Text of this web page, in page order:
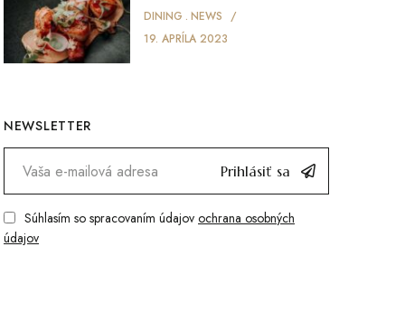
DINING NEWS
19. APRÍLA 2023
NEWSLETTER
Prihlásiť sa
Súhlasím so spracovaním údajov ochrana osobných
údajov